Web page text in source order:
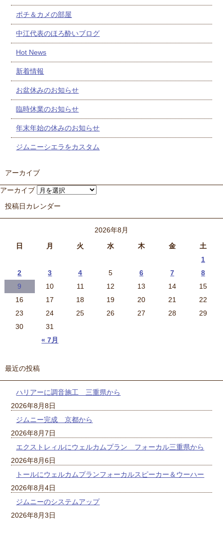
ポチ＆カメの部屋
中江代表のほろ酔いブログ
Hot News
新着情報
お盆休みのお知らせ
臨時休業のお知らせ
年末年始の休みのお知らせ
ジムニーシエラをカスタム
アーカイブ
アーカイブ
投稿日カレンダー
2026年8月
日
月 火 水 木 金 土
« 7月
1
2
3 4 5 6 7
8
9
10 11 12 13 14
15
16
17 18 19 20 21
22
23
24 25 26 27 28
29
30
31
最近の投稿
ハリアーに調音施工 三重県から
2026年8月8日
ジムニー完成 京都から
2026年8月7日
エクストレィルにウェルカムプラン フォーカル三重県から
2026年8月6日
トールにウェルカムプランフォーカルスピーカー＆ウーハー
2026年8月4日
ジムニーのシステムアップ
2026年8月3日